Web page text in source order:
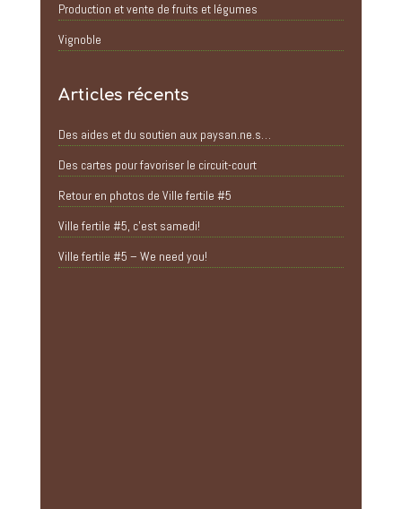
Production et vente de fruits et légumes
Vignoble
Articles récents
Des aides et du soutien aux paysan.ne.s…
Des cartes pour favoriser le circuit-court
Retour en photos de Ville fertile #5
Ville fertile #5, c’est samedi!
Ville fertile #5 – We need you!